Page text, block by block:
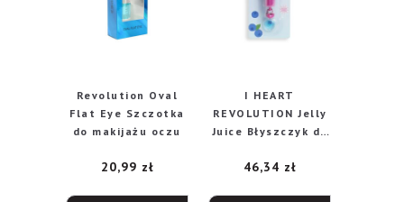
Revolution Oval
Flat Eye Szczotka
do makijażu oczu
20,99 zł
I HEART
REVOLUTION Jelly
Juice Błyszczyk do
ml
46,34 zł